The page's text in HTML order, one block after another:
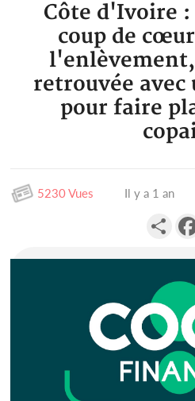
Côte d'Ivoire :
coup de
retrouvée avec
pour faire
5230 Vues Il y a 1 an